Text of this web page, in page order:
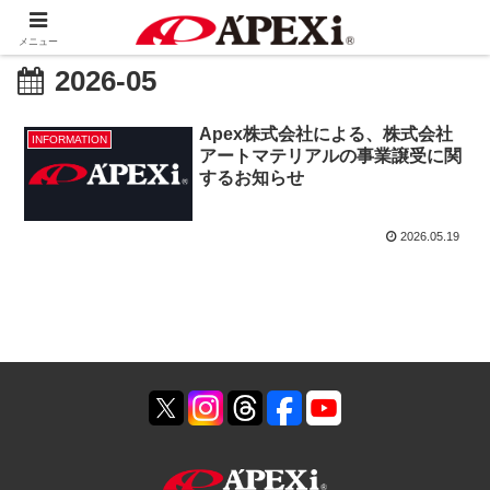
2026-05
INFORMATION
Apex株式会社による、株式会社
アートマテリアルの事業譲受に関
するお知らせ
2026.05.19
メニュー